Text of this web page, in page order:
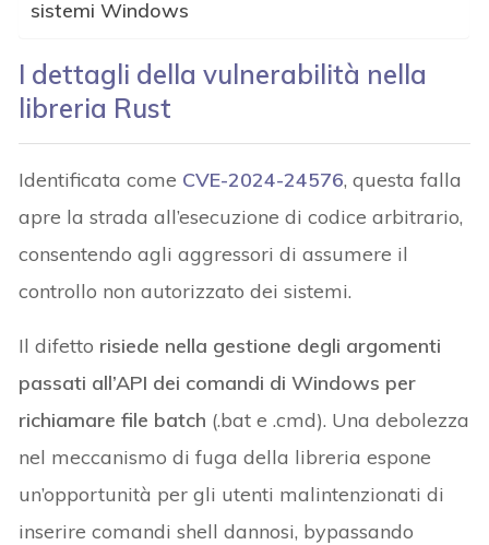
sistemi Windows
I dettagli della vulnerabilità nella
libreria Rust
Identificata come CVE-2024-24576, questa falla
apre la strada all’esecuzione di codice arbitrario,
consentendo agli aggressori di assumere il
controllo non autorizzato dei sistemi.
Il difetto risiede nella gestione degli argomenti
passati all’API dei comandi di Windows per
richiamare file batch (.bat e .cmd). Una debolezza
nel meccanismo di fuga della libreria espone
un’opportunità per gli utenti malintenzionati di
inserire comandi shell dannosi, bypassando